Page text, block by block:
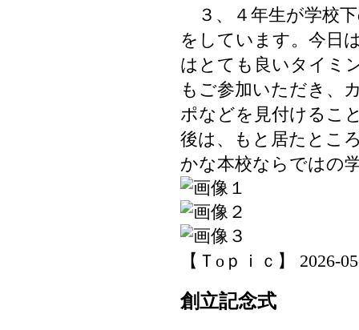
３、４年生が学校
をしています。今日
はとても良いタイミ
もご参加いただき、
ポなどを見付けるこ
後は、もと居たとこ
かな本校ならではの
【Ｔoｐｉｃ】 2026-
創立記念式